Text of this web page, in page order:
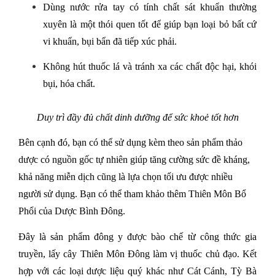
Dùng nước rửa tay có tính chất sát khuẩn thường
xuyên là một thói quen tốt để giúp bạn loại bỏ bất cứ
vi khuẩn, bụi bẩn đã tiếp xúc phải.
Không hút thuốc lá và tránh xa các chất độc hại, khói
bụi, hóa chất.
Duy trì đầy đủ chất dinh dưỡng để sức khoẻ tốt hơn
Bên cạnh đó, bạn có thể sử dụng kèm theo sản phẩm thảo
dược có nguồn gốc tự nhiên giúp tăng cường sức đề kháng,
khả năng miễn dịch cũng là lựa chọn tối ưu được nhiều
người sử dụng. Bạn có thể tham khảo thêm Thiên Môn Bổ
Phổi của Dược Bình Đông.
Đây là sản phẩm đông y được bào chế từ công thức gia
truyền, lấy cây Thiên Môn Đông làm vị thuốc chủ đạo. Kết
hợp với các loại dược liệu quý khác như Cát Cánh, Tỳ Bà